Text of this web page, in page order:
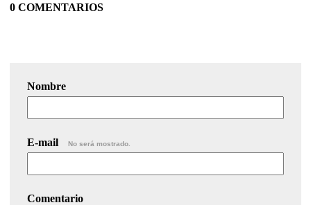
0 COMENTARIOS
Nombre
E-mail No será mostrado.
Comentario